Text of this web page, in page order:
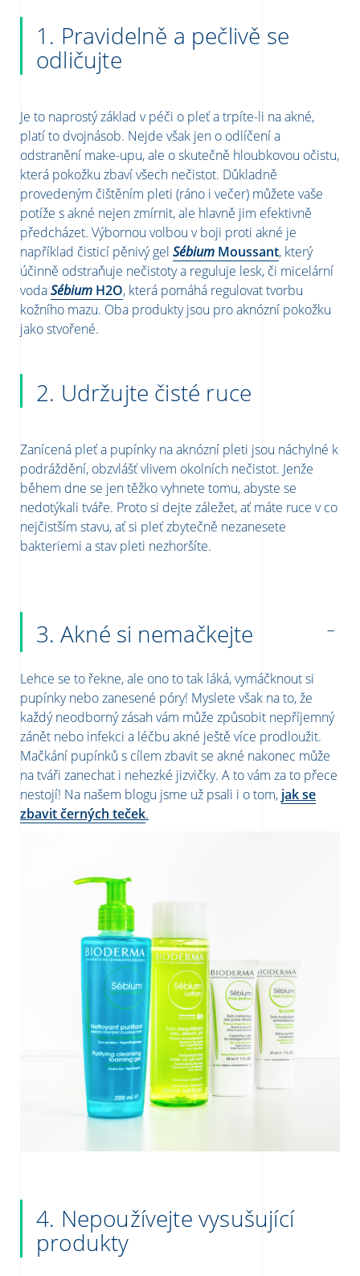
1. Pravidelně a pečlivě se
odličujte
Je to naprostý základ v péči o pleť a trpíte-li na akné,
platí to dvojnásob. Nejde však jen o odlíčení a
odstranění make-upu, ale o skutečně hloubkovou očistu,
která pokožku zbaví všech nečistot. Důkladně
provedeným čištěním pleti (ráno i večer) můžete vaše
potíže s akné nejen zmírnit, ale hlavně jim efektivně
předcházet. Výbornou volbou v boji proti akné je
například čisticí pěnivý gel Sébium Moussant, který
účinně odstraňuje nečistoty a reguluje lesk, či micelární
vodaSébium H2O, která pomáhá regulovat tvorbu
kožního mazu. Oba produkty jsou pro aknózní pokožku
jako stvořené.
2. Udržujte čisté ruce
Zanícená pleť a pupínky na aknózní pleti jsou náchylné k
podráždění, obzvlášť vlivem okolních nečistot. Jenže
během dne se jen těžko vyhnete tomu, abyste se
nedotýkali tváře. Proto si dejte záležet, ať máte ruce v co
nejčistším stavu, ať si pleť zbytečně nezanesete
bakteriemi a stav pleti nezhoršíte.
3. Akné si nemačkejte
Lehce se to řekne, ale ono to tak láká, vymáčknout si
pupínky nebo zanesené póry! Myslete však na to, že
každý neodborný zásah vám může způsobit nepříjemný
zánět nebo infekci a léčbu akné ještě více prodloužit.
Mačkání pupínků s cílem zbavit se akné nakonec může
na tváři zanechat i nehezké jizvičky. A to vám za to přece
nestojí! Na našem blogu jsme už psali i o tom, jak se
zbavit černých teček.
4. Nepoužívejte vysušující
produkty